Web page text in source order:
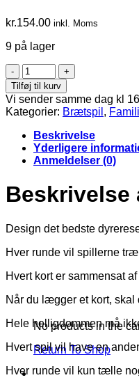
No products in the
Return To Shop
kr.154.00 inkl. Moms
9 på lager
Nimalia
antal
Tilføj til kurv
Vi sender samme dag kl
Kategorier: Brætspil ,
Beskrivelse
Yderligere
Anmeldelser (0)
Beskrivelse
Design det bedste
Hver runde vil spillerne
Hvert kort er sammensat
Når du lægger et kort,
Hele helligdommen må
Hvert spil vil have en
Hver runde vil kun tælle